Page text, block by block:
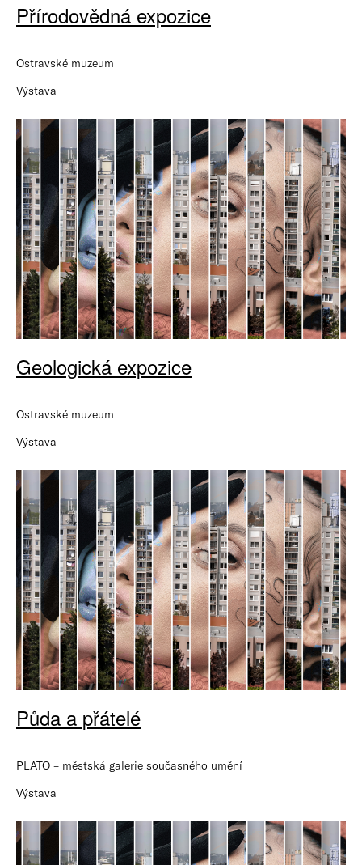
Přírodovědná expozice
Ostravské muzeum
Výstava
Geologická expozice
Ostravské muzeum
Výstava
Půda a přátelé
PLATO – městská galerie současného umění
Výstava